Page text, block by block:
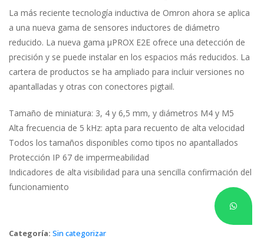
La más reciente tecnología inductiva de Omron ahora se aplica
a una nueva gama de sensores inductores de diámetro
reducido. La nueva gama µPROX E2E ofrece una detección de
precisión y se puede instalar en los espacios más reducidos. La
cartera de productos se ha ampliado para incluir versiones no
apantalladas y otras con conectores pigtail.
Tamaño de miniatura: 3, 4 y 6,5 mm, y diámetros M4 y M5
Alta frecuencia de 5 kHz: apta para recuento de alta velocidad
Todos los tamaños disponibles como tipos no apantallado
Protección IP 67 de impermeabilidad
Indicadores de alta visibilidad para una sencilla confirmación del
funcionamiento
Categoría: Sin categorizar